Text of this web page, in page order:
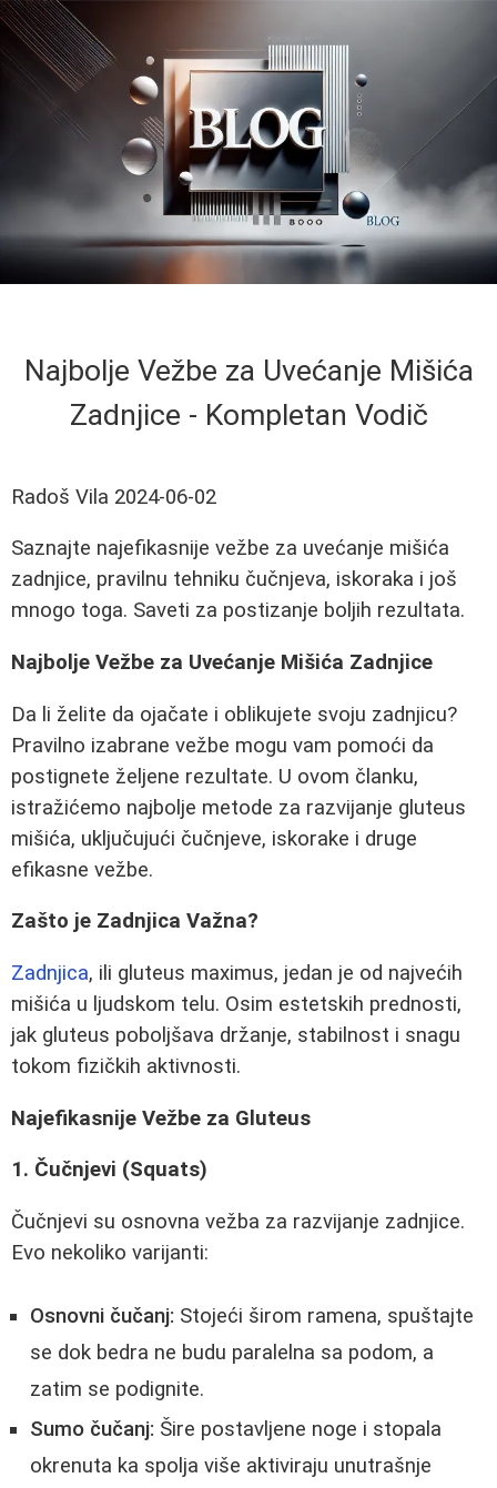
Najbolje Vežbe za Uvećanje Mišića
Zadnjice - Kompletan Vodič
Radoš Vila 2024-06-02
Saznajte najefikasnije vežbe za uvećanje mišića
zadnjice, pravilnu tehniku čučnjeva, iskoraka i još
mnogo toga. Saveti za postizanje boljih rezultata.
Najbolje Vežbe za Uvećanje Mišića Zadnjice
Da li želite da ojačate i oblikujete svoju zadnjicu?
Pravilno izabrane vežbe mogu vam pomoći da
postignete željene rezultate. U ovom članku,
istražićemo najbolje metode za razvijanje gluteus
mišića, uključujući čučnjeve, iskorake i druge
efikasne vežbe.
Zašto je Zadnjica Važna?
Zadnjica, ili gluteus maximus, jedan je od najvećih
mišića u ljudskom telu. Osim estetskih prednosti,
jak gluteus poboljšava držanje, stabilnost i snagu
tokom fizičkih aktivnosti.
Najefikasnije Vežbe za Gluteus
1. Čučnjevi (Squats)
Čučnjevi su osnovna vežba za razvijanje zadnjice.
Evo nekoliko varijanti:
Osnovni čučanj: Stojeći širom ramena, spuštajte
se dok bedra ne budu paralelna sa podom, a
zatim se podignite.
Sumo čučanj: Šire postavljene noge i stopala
okrenuta ka spolja više aktiviraju unutrašnje